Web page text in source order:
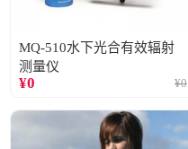
MQ-510水下光合有效辐射
测量仪
¥0 ¥0